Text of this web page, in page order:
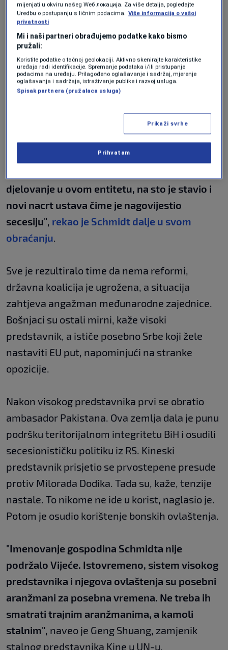
tenzijama. Schmidt tvrdi, riječ je trenutno o
političkoj, ali ne i sigurnosnoj krizi. Politike iz
Republike Srpske koje su na sceni, planirane su
ranije, kaže Schmidt, a sada su eskalirale
napadima na ustavni poredak.
ustavni poredak tako što je navodio
rukovodstvo Republike Srpske da usvoje
zakone kojima se zabranjuje državnim
djelovanje u ovom entitetu, na sto je stavio i
novi nacrt ustava čime je nagovijestio
secesiju", rekao je Schmidt dalje u svom
obraćanju.
Sve je rezultiralo time da nema reformi,
državna koalicija je ugrožena, a situacija
zahtjeva angažman međunarodne zajednice.
Bošnjaci su ostali mirni, kaže visoki
predstavnik, a ističe posebno Srbe koji žele
nastaviti EU put, napominjući na stranke
opozicije.
Nakon visokog predstavnika prvi se obratio
ambasador Pakistana. Ova zemlja dala je punu
podršku teritorijalnom integritetu BiH i osudili
secesionističku politiku iz RS. Kineski
predstavnik prisjetio se prvostepene presude
protiv Milorada Dodika. Tada su, kaže, tenzije
nastale. To nikome ne ide u korist, naglasio je.
Potom je osudio korištenje bonskih ovlaštenja.
"Imenovanje gospodina Schmidta nije
podržalo Vijeće. Istovremeno, sistem visokog
predstavnika i njegova ovlaštenja su posebni
aranžmani za posebna vremena. Ne treba ih
smatrati trajnim aranžmanima, a kamoli
stalnim", naveo je Geng Shuang, zamjenik
stalnog predstavnika Kine u UN-u.
mijenjati u okviru našeg Wеб локација. Za više detalja, pogledajte
Uredbu o postupanju s ličnim podacima. Više informacija o vašoj
privatnosti
Mi i naši partneri obrađujemo podatke kako bismo
pružali:
Koristite podatke o tačnoj geolokaciji. Aktivno skenirajte karakteristike
uređaja radi identifikacije. Spremanje podataka i/ili pristupanje
podacima na uređaju. Prilagođeno oglašavanje i sadržaj, mjerenje
oglašavanja i sadržaja, istraživanje publike i razvoj usluga.
Spisak partnera (pružalaca usluga)
Prikaži svrhe
Prihvatam